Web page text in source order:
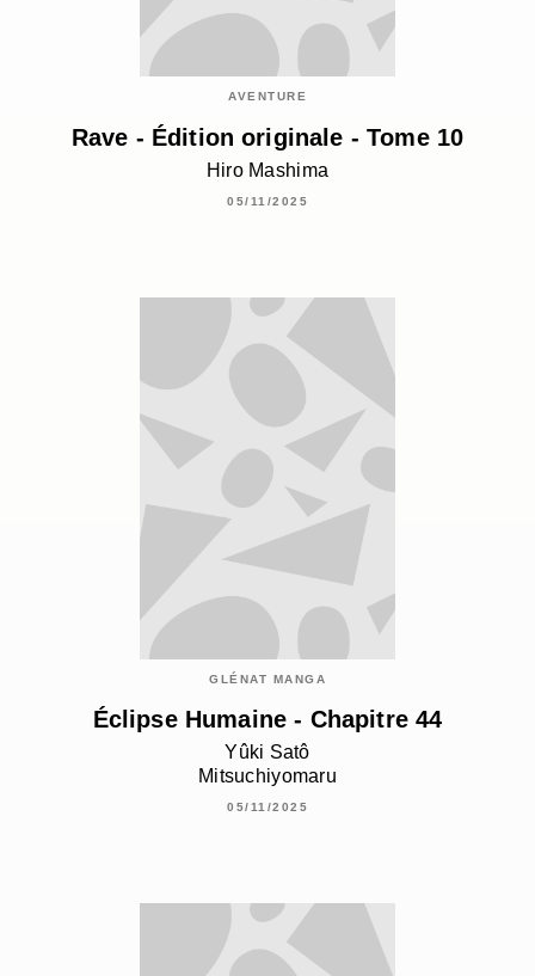
AVENTURE
Rave - Édition originale - Tome 10
Hiro Mashima
05/11/2025
GLÉNAT MANGA
Éclipse Humaine - Chapitre 44
Yûki Satô
Mitsuchiyomaru
05/11/2025